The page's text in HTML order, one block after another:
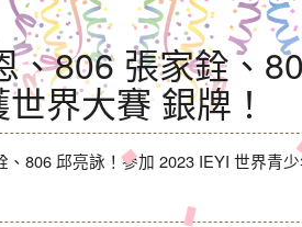
、806 張家銓、
界大賽 銀牌！
、806 邱亮詠！參加 2023 IEYI 世界青